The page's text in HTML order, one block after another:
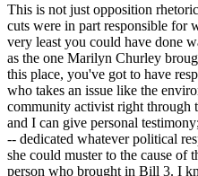
This is not just opposition
cuts were in part responsible for
very least you could have done
as the one Marilyn Churley
this place, you've got to have
who takes an issue like the
community activist right through
and I can give personal
-- dedicated whatever political
she could muster to the cause of
person who brought in Bill 3. I